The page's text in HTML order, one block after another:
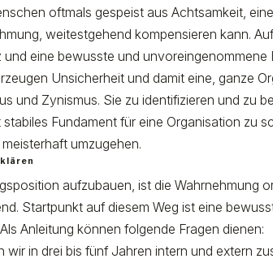
oftmals gespeist aus Achtsamkeit,
weitestgehend kompensieren kann.
und eine bewusste und
Unsicherheit und damit eine, ganze
und Zynismus. Sie zu identifizieren und zu
Fundament für eine Organisation zu
umzugehen.
aufzubauen, ist die Wahrnehmung
Startpunkt auf diesem Weg ist eine
Anleitung können folgende Fragen dienen:
wir in drei bis fünf Jahren intern und extern